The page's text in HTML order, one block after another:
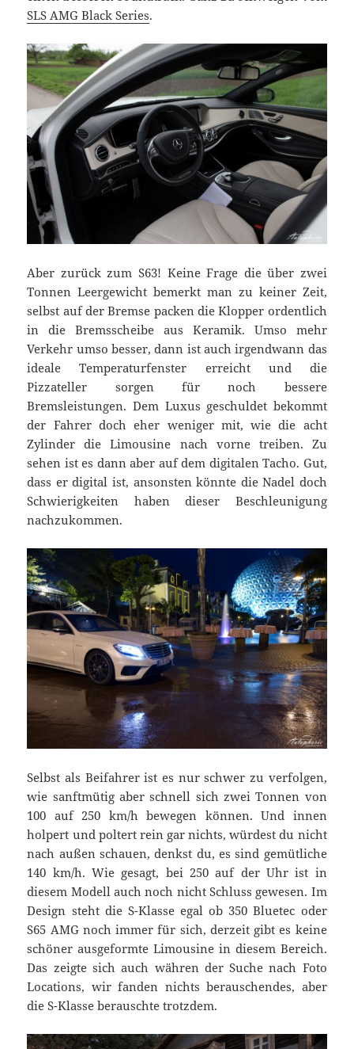
SLS AMG Black Series.
Aber zurück zum S63! Keine Frage die über zwei
Tonnen Leergewicht bemerkt man zu keiner Zeit,
selbst auf der Bremse packen die Klopper ordentlich
in die Bremsscheibe aus Keramik. Umso mehr
Verkehr umso besser, dann ist auch irgendwann das
ideale Temperaturfenster erreicht und die
Pizzateller sorgen für noch bessere
Bremsleistungen. Dem Luxus geschuldet bekommt
der Fahrer doch eher weniger mit, wie die acht
Zylinder die Limousine nach vorne treiben. Zu
sehen ist es dann aber auf dem digitalen Tacho. Gut,
dass er digital ist, ansonsten könnte die Nadel doch
Schwierigkeiten haben dieser Beschleunigung
nachzukommen.
Selbst als Beifahrer ist es nur schwer zu verfolgen,
wie sanftmütig aber schnell sich zwei Tonnen von
100 auf 250 km/h bewegen können. Und innen
holpert und poltert rein gar nichts, würdest du nicht
nach außen schauen, denkst du, es sind gemütliche
140 km/h. Wie gesagt, bei 250 auf der Uhr ist in
diesem Modell auch noch nicht Schluss gewesen. Im
Design steht die S-Klasse egal ob 350 Bluetec oder
S65 AMG noch immer für sich, derzeit gibt es keine
schöner ausgeformte Limousine in diesem Bereich.
Das zeigte sich auch währen der Suche nach Foto
Locations, wir fanden nichts berauschendes, aber
die S-Klasse berauschte trotzdem.